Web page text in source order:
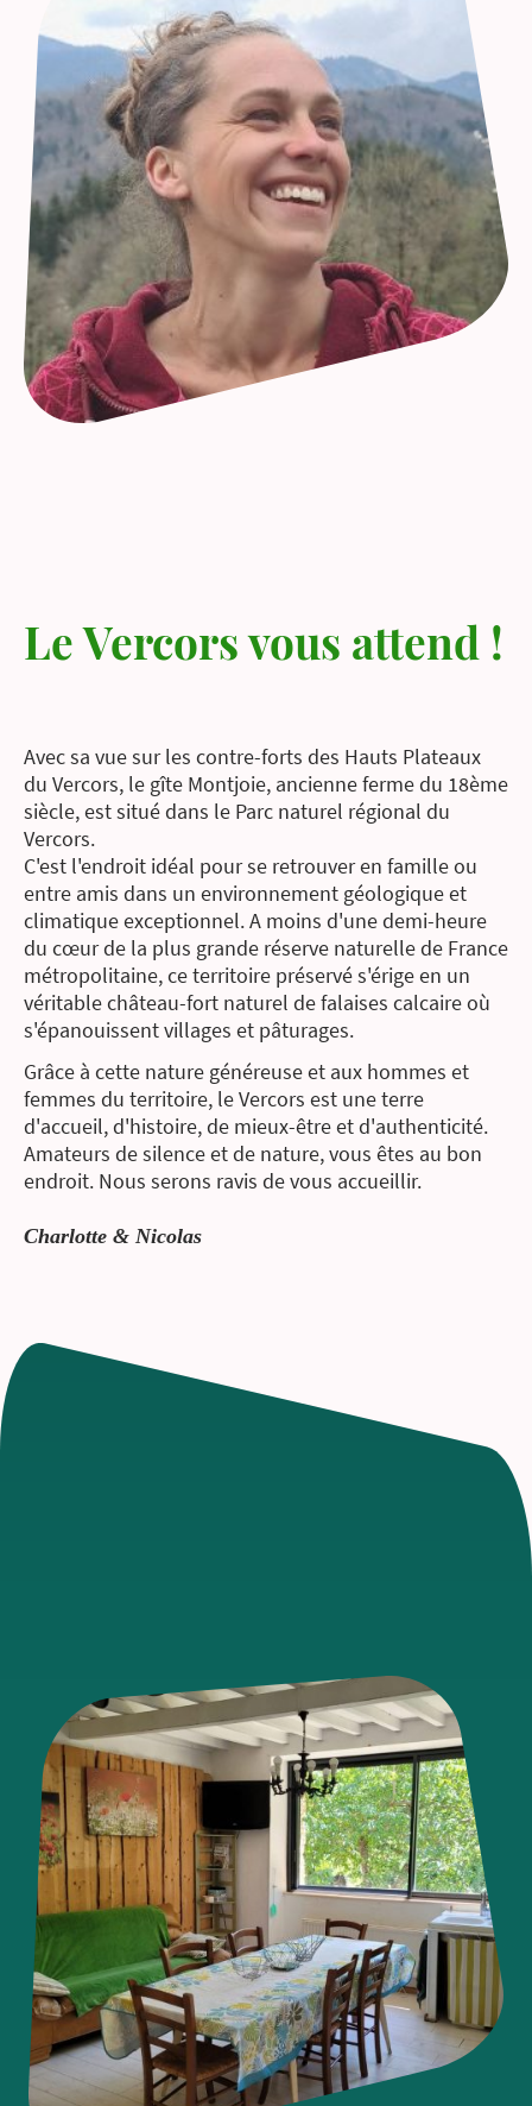
Le Vercors vous attend !
Avec sa vue sur les contre-forts des Hauts Plateaux
du Vercors, le gîte Montjoie, ancienne ferme du 18ème
siècle, est situé dans le Parc naturel régional du
Vercors.
C'est l'endroit idéal pour se retrouver en famille ou
entre amis dans un environnement géologique et
climatique exceptionnel. A moins d'une demi-heure
du cœur de la plus grande réserve naturelle de France
métropolitaine, ce territoire préservé s'érige en un
véritable château-fort naturel de falaises calcaire où
s'épanouissent villages et pâturages.
Grâce à cette nature généreuse et aux hommes et
femmes du territoire, le Vercors est une terre
d'accueil, d'histoire, de mieux-être et d'authenticité.
Amateurs de silence et de nature, vous êtes au bon
endroit. Nous serons ravis de vous accueillir.
Charlotte & Nicolas